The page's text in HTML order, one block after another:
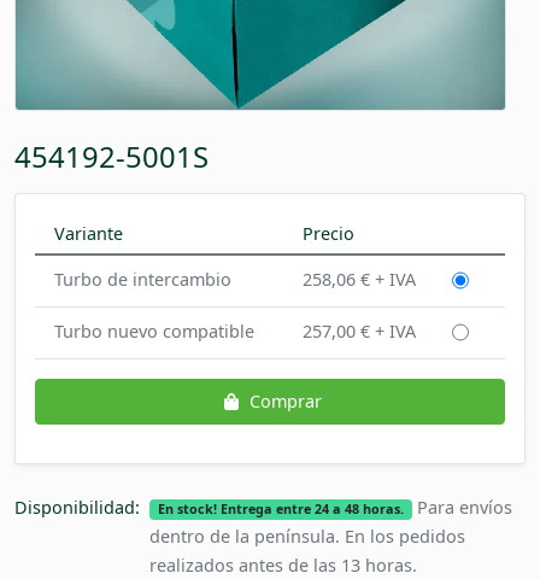
454192-5001S
Variante
Precio
Turbo de intercambio
258,06 € + IVA
Turbo nuevo compatible 257,00 € + IVA
Comprar
Disponibilidad: En stock! Entrega entre 24 a 48 horas.
Para envíos
dentro de la península. En los pedidos
realizados antes de las 13 horas.